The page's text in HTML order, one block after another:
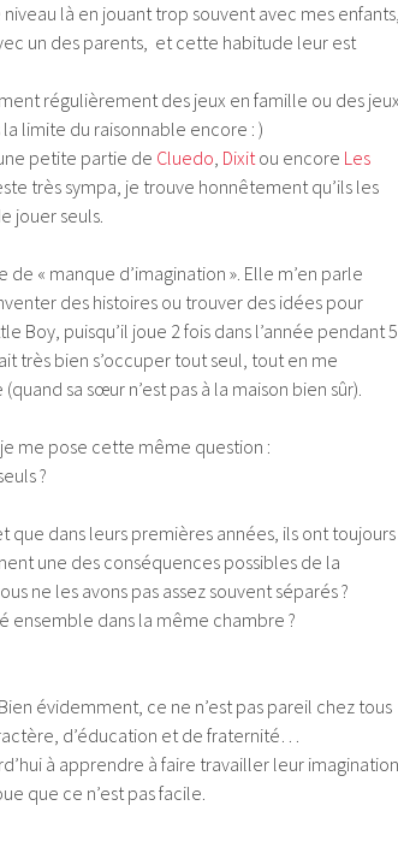
là en jouant trop souvent avec mes
un des parents, et cette habitude leur est
régulièrement des jeux en famille ou des
limite du raisonnable encore : )
petite partie de Cluedo, Dixitou encore Les
très sympa, je trouve honnêtement qu’ils les
jouer seuls.
« manque d’imagination ». Elle m’en parle
des histoires ou trouver des idées pour
Boy, puisqu’il joue 2 fois dans l’année pendant 5
très bien s’occuper tout seul, tout en me
sa sœur n’est pas à la maison bien sûr).
me pose cette même question :
?
que dans leurs premières années, ils ont toujours
une des conséquences possibles de la
ne les avons pas assez souvent séparés ?
ensemble dans la même chambre ?
évidemment, ce ne n’est pas pareil chez tous
d’éducation et de fraternité…
à apprendre à faire travailler leur
que ce n’est pas facile.